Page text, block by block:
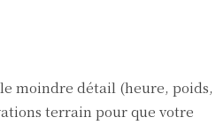
moindre détail (heure, poids,
terrain pour que votre